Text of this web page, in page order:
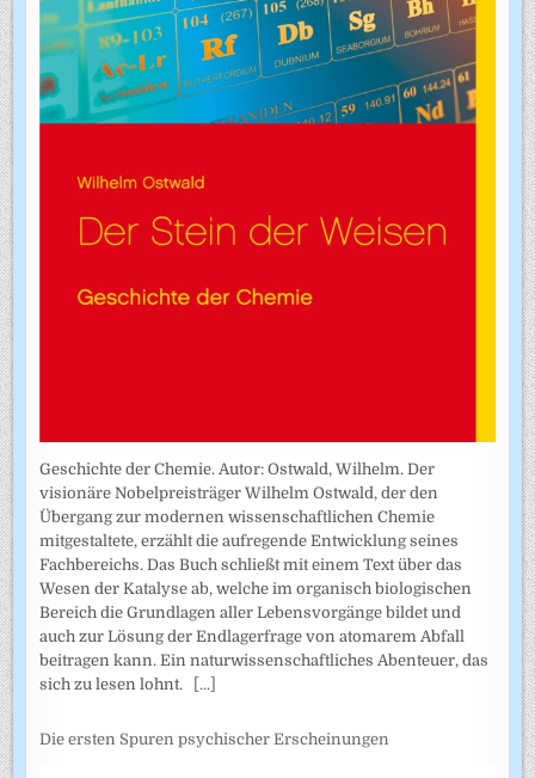
Geschichte der Chemie. Autor: Ostwald, Wilhelm. Der
visionäre Nobelpreisträger Wilhelm Ostwald, der den
Übergang zur modernen wissenschaftlichen Chemie
mitgestaltete, erzählt die aufregende Entwicklung seines
Fachbereichs. Das Buch schließt mit einem Text über das
Wesen der Katalyse ab, welche im organisch biologischen
Bereich die Grundlagen aller Lebensvorgänge bildet und
auch zur Lösung der Endlagerfrage von atomarem Abfall
beitragen kann. Ein naturwissenschaftliches Abenteuer, das
sich zu lesen lohnt.
[...]
Die ersten Spuren psychischer Erscheinungen